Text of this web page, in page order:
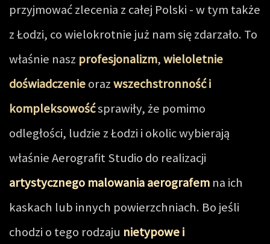
przyjmować zlecenia z całej Polski - w tym także
z Łodzi, co wielokrotnie już nam się zdarzało. To
właśnie nasz profesjonalizm,wieloletnie
doświadczenieorazwszechstronność i
kompleksowośćsprawiły, że pomimo
odległości, ludzie z Łodzi i okolic wybierają
właśnie Aerografit Studio do realizacji
artystycznego malowania aerografem na ich
kaskach lub innych powierzchniach. Bo jeśli
chodzi o tego rodzaju nietypowe i